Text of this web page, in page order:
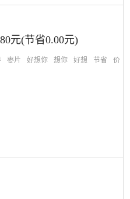
元(节省0.00元)
枣片 好想你 想你 好想 节省
价